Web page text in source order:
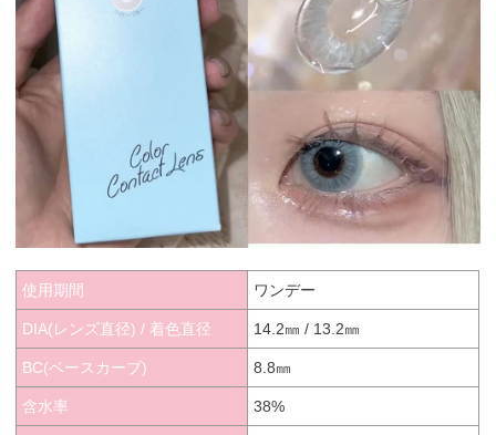
使用期間 ワンデー
DIA(レンズ直径) / 着色直径 14.2㎜ / 13.2㎜
BC(ベースカーブ) 8.8㎜
含水率 38%